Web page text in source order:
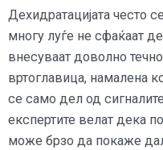
Дехидратацијата често
многу луѓе не сфаќаат
внесуваат доволно
вртоглавица, намалена
се само дел од
експертите велат дека
може брзо да покаже